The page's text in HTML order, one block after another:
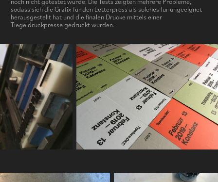
sodass sich die Grafix für den Letterpress als solches für ungeeignet
herausgestellt hat und die finalen Drucke mittels einer
Tiegeldruckpresse gedruckt wurden.